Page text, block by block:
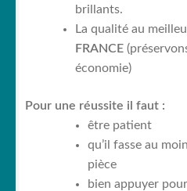
brillants.
La qualité au
FRANCE
économie)
Pour une réussite il faut :
être patient
qu’il fasse au
pièce
bien appuyer